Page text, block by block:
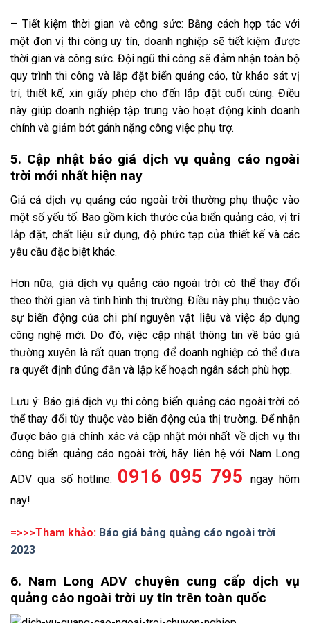
– Tiết kiệm thời gian và công sức: Bằng cách hợp tác với
một đơn vị thi công uy tín, doanh nghiệp sẽ tiết kiệm được
thời gian và công sức. Đội ngũ thi công sẽ đảm nhận toàn bộ
quy trình thi công và lắp đặt biển quảng cáo, từ khảo sát vị
trí, thiết kế, xin giấy phép cho đến lắp đặt cuối cùng. Điều
này giúp doanh nghiệp tập trung vào hoạt động kinh doanh
chính và giảm bớt gánh nặng công việc phụ trợ.
5. Cập nhật báo giá dịch vụ quảng cáo ngoài
trời mới nhất hiện nay
Giá cả dịch vụ quảng cáo ngoài trời thường phụ thuộc vào
một số yếu tố. Bao gồm kích thước của biển quảng cáo, vị trí
lắp đặt, chất liệu sử dụng, độ phức tạp của thiết kế và các
yêu cầu đặc biệt khác.
Hơn nữa, giá dịch vụ quảng cáo ngoài trời có thể thay đổi
theo thời gian và tình hình thị trường. Điều này phụ thuộc vào
sự biến động của chi phí nguyên vật liệu và việc áp dụng
công nghệ mới. Do đó, việc cập nhật thông tin về báo giá
thường xuyên là rất quan trọng để doanh nghiệp có thể đưa
ra quyết định đúng đắn và lập kế hoạch ngân sách phù hợp.
Lưu ý: Báo giá dịch vụ thi công biển quảng cáo ngoài trời có
thể thay đổi tùy thuộc vào biến động của thị trường. Để nhận
được báo giá chính xác và cập nhật mới nhất về dịch vụ thi
công biển quảng cáo ngoài trời, hãy liên hệ với Nam Long
ADV qua số hotline: 0916 095 795ngay hôm
nay!
=>>>Tham khảo: Báo giá bảng quảng cáo ngoài trời
2023
6. Nam Long ADV chuyên cung cấp dịch vụ
quảng cáo ngoài trời uy tín trên toàn quốc